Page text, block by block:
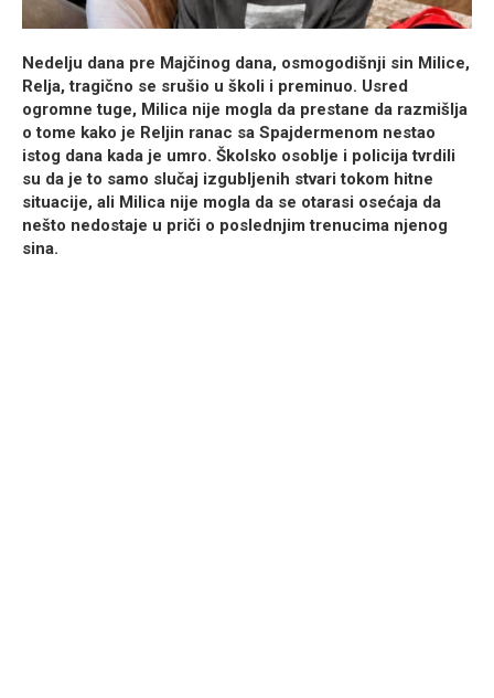
Nedelju dana pre Majčinog dana, osmogodišnji sin Milice,
Relja, tragično se srušio u školi i preminuo. Usred
ogromne tuge, Milica nije mogla da prestane da razmišlja
o tome kako je Reljin ranac sa Spajdermenom nestao
istog dana kada je umro. Školsko osoblje i policija tvrdili
su da je to samo slučaj izgubljenih stvari tokom hitne
situacije, ali Milica nije mogla da se otarasi osećaja da
nešto nedostaje u priči o poslednjim trenucima njenog
sina.